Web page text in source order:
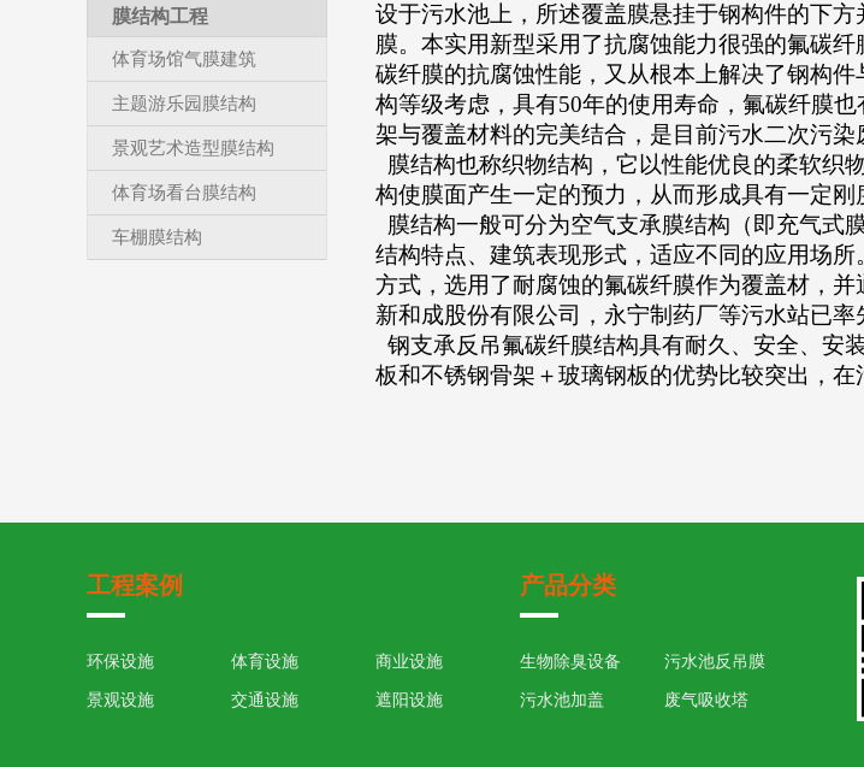
膜结构工程
体育场馆气膜建筑
主题游乐园膜结构
景观艺术造型膜结构
体育场看台膜结构
车棚膜结构
设于污水池上，所述覆盖膜悬挂于钢构件的下
膜。本实用新型采用了抗腐蚀能力很强的氟碳
碳纤膜的抗腐蚀性能，又从根本上解决了钢构
构等级考虑，具有50年的使用寿命，氟碳纤膜
架与覆盖材料的完美结合，是目前污水二次污染
膜结构也称织物结构，它以性能优良的柔软织
构使膜面产生一定的预力，从而形成具有一定刚
膜结构一般可分为空气支承膜结构（即充气式
结构特点、建筑表现形式，适应不同的应用场
方式，选用了耐腐蚀的氟碳纤膜作为覆盖材，
新和成股份有限公司，永宁制药厂等污水站已
钢支承反吊氟碳纤膜结构具有耐久、安全、安
板和不锈钢骨架＋玻璃钢板的优势比较突出，在
工程案例
环保设施 体育设施
商业设施
景观设施
交通设施 遮阳设施
产品分类
生物除臭设备
污水池反吊膜
污水池加盖
废气吸收塔